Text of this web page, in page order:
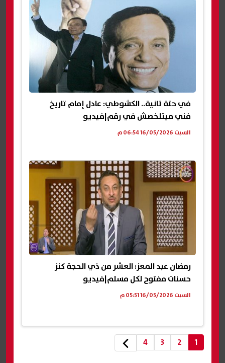
في حتة تانية.. الكشوطي: عادل إمام تاريخ
فني ميتلخصش في رقم|فيديو
السبت 16/05/2026 06:54 م
رمضان عبد المعز: العشر من ذي الحجة كنز
حسنات مفتوح لكل مسلم|فيديو
السبت 16/05/2026 05:51 م
1
2
3
4